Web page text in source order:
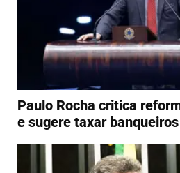
Paulo Rocha critica
e sugere taxar banqueiros